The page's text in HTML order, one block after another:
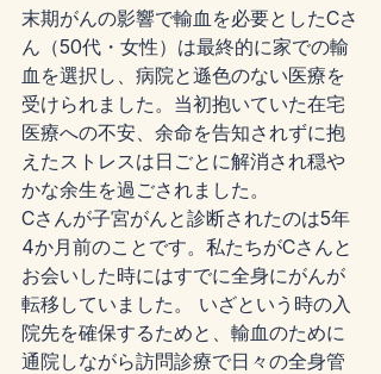
末期がんの影響で輸血を必要としたCさ
ん（50代・女性）は最終的に家での輸
血を選択し、病院と遜色のない医療を
受けられました。当初抱いていた在宅
医療への不安、余命を告知されずに抱
えたストレスは日ごとに解消され穏や
かな余生を過ごされました。
Cさんが子宮がんと診断されたのは5年
4か月前のことです。私たちがCさんと
お会いした時にはすでに全身にがんが
転移していました。 いざという時の入
院先を確保するためと、輸血のために
通院しながら訪問診療で日々の全身管